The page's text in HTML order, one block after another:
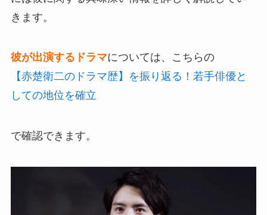
きます。
彼が出演するドラマについては、こちらの
【赤楚衛二のドラマ歴】を振り返る！若手俳優と
しての地位を確立
で確認できます。